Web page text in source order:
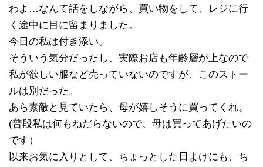
わよ…なんて話をしながら、買い物をして、レジに行
く途中に目に留まりました。
今日の私は付き添い。
そういう気分だったし、実際お店も年齢層が上なので
私が欲しい服など売っていないのですが、このストー
ルは別だった。
あら素敵と見ていたら、母が嬉しそうに買ってくれ。
(普段私は何もねだらないので、母は買ってあげたいの
です）
以来お気に入りとして、ちょっとした日よけにも、ち